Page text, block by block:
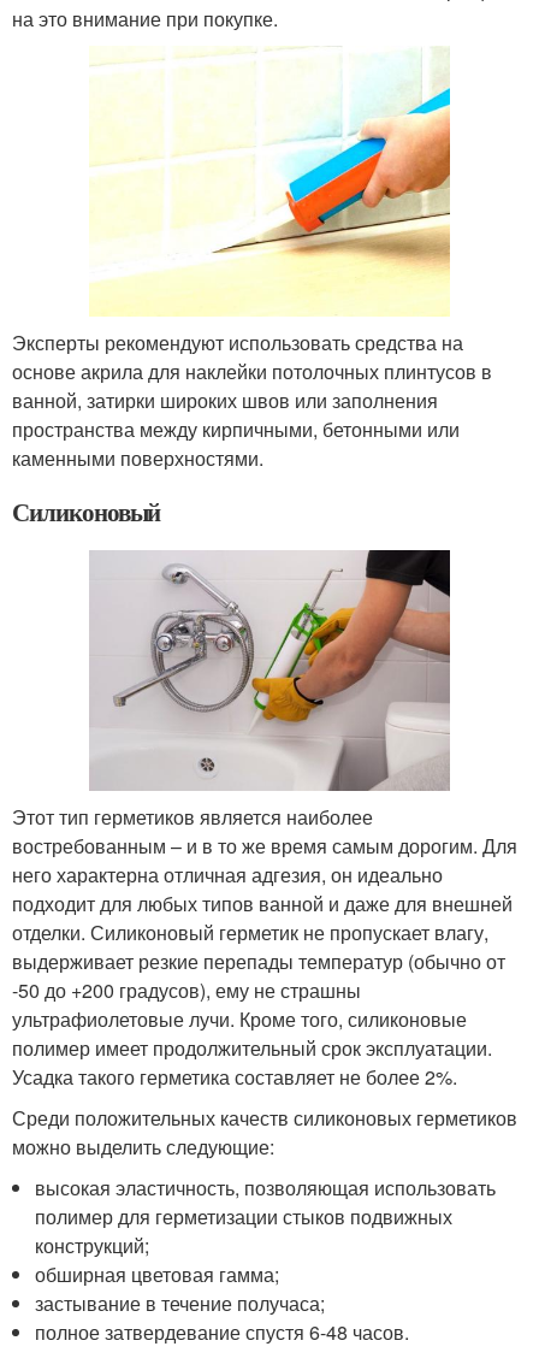
на это внимание при покупке.
Эксперты рекомендуют использовать средства на
основе акрила для наклейки потолочных плинтусов в
ванной, затирки широких швов или заполнения
пространства между кирпичными, бетонными или
каменными поверхностями.
Силиконовый
Этот тип герметиков является наиболее
востребованным – и в то же время самым дорогим. Для
него характерна отличная адгезия, он идеально
подходит для любых типов ванной и даже для внешней
отделки. Силиконовый герметик не пропускает влагу,
выдерживает резкие перепады температур (обычно от
-50 до +200 градусов), ему не страшны
ультрафиолетовые лучи. Кроме того, силиконовые
полимер имеет продолжительный срок эксплуатации.
Усадка такого герметика составляет не более 2%.
Среди положительных качеств силиконовых герметиков
можно выделить следующие:
высокая эластичность, позволяющая использовать
полимер для герметизации стыков подвижных
конструкций;
обширная цветовая гамма;
застывание в течение получаса;
полное затвердевание спустя 6-48 часов.